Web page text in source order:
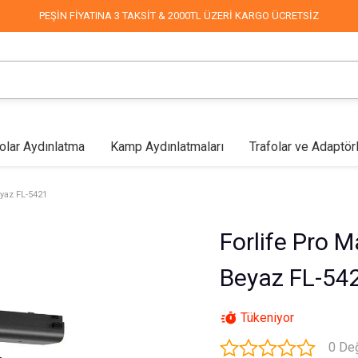
PEŞİN FİYATINA 3 TAKSİT & 2000TL ÜZERİ KARGO ÜCRETSİZ
Mağaza Aydınlatma
Led Aplikler
COB Led
Aydınlatma Kamp Aydınlatmaları Trafolar ve
FL-5421
Forlife Pro
Beyaz FL-
Tükeniyor
0